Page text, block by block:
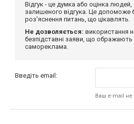
Відгук - це думка або оцінка
залишеного відгука. Це допоможе
роз'яснення питань, що цікавлять.
Не дозволяється: використання
безпідставні заяви, що ображають
самореклама.
Введіть email:
Ваш e-mail не